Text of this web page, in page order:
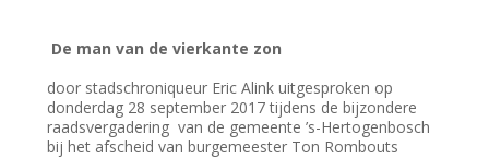
De man van de vierkante zon
door stadschroniqueur Eric Alink uitgesproken op
donderdag 28 september 2017 tijdens de bijzondere
raadsvergadering van de gemeente ’s-Hertogenbosch
bij het afscheid van burgemeester Ton Rombouts